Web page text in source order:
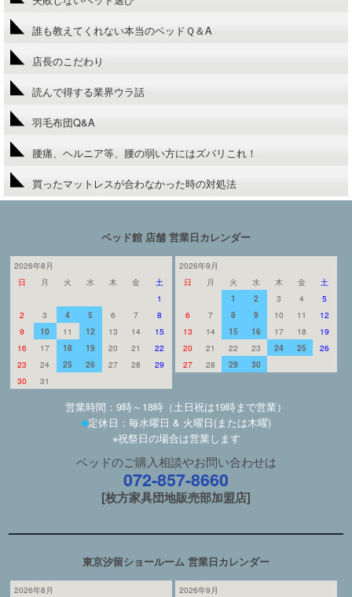
誰も教えてくれない本当のベッドＱ＆A
店長のこだわり
読んで得する業界ウラ話
羽毛布団Q&A
腰痛、ヘルニア等、腰の弱い方にはズバリこれ！
買ったマットレスが合わなかった時の対処法
ベッド館 店舗 営業日カレンダー
2026年8月
日
月 火 水 木 金
土
1
2
3 4 5 6 7
8
9
10 11 12 13 14
15
16
17 18 19 20 21
22
23
24 25 26 27 28
29
30
31
2026年9月
日
月 火 水 木 金
土
1
2 3 4
5
6
7 8 9 10 11
12
13
14 15 16 17 18
19
20
21 22 23 24 25
26
27
28 29 30
営業時間：9時～18時（土日祝は19時まで営業）
■定休日：毎水曜日 & 火曜日(または木曜)
※祝祭日の場合は営業します
ベッドのご購入相談やお問い合わせは
072-857-8660
[枚方家具団地販売部加盟店]
東京汐留ショールーム 営業日カレンダー
2026年8月
2026年9月